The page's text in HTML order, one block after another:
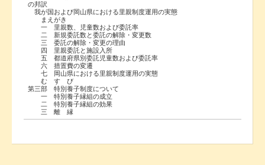
の邦訳
我が国および岡山県における里親制度運用の実態
まえがき
一 里親数、児童数および委託率
二 新規委託数と委託の解除・変更数
三 委託の解除・変更の理由
四 里親委託と施設入所
五 都道府県別委託児童数および委託率
六 措置費の変遷
七 岡山県における里親制度運用の実態
む す び
第三部 特別養子制度について
一 特別養子縁組の成立
二 特別養子縁組の効果
三 離 縁